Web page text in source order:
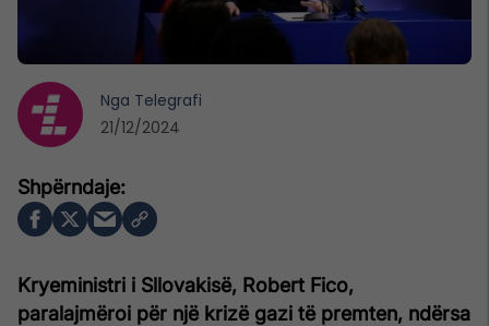
Kryeministri i Sllovakisë, Robert Fico,
paralajmëroi për një krizë gazi të premten, ndërsa
Nga Telegrafi
21/12/2024